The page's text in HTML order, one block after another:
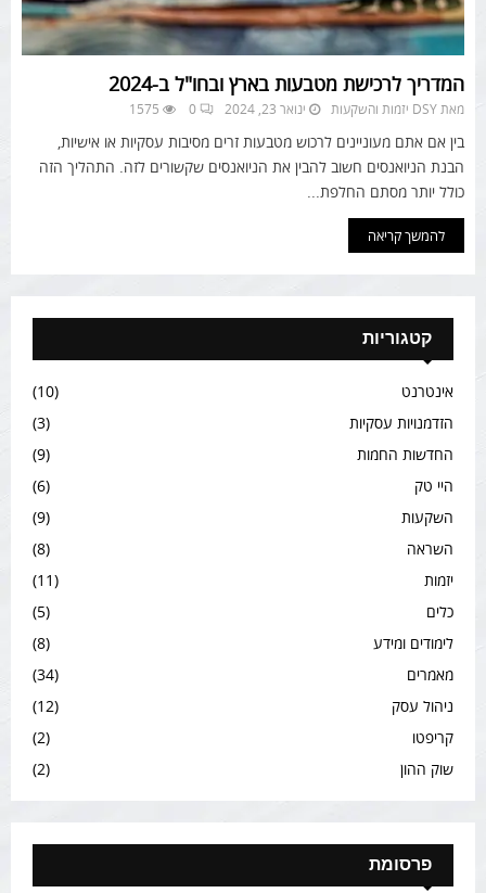
המדריך לרכישת מטבעות בארץ ובחו"ל ב-2024
מאתDSY יזמות והשקעות ינואר 23, 2024 0
1575
בין אם אתם מעוניינים לרכוש מטבעות זרים מסיבות עסקיות או אישיות,
הבנת הניואנסים חשוב להבין את הניואנסים שקשורים לזה. התהליך הזה
כולל יותר מסתם החלפת...
להמשך קריאה
קטגוריות
אינטרנט
(10)
הזדמנויות עסקיות
(3)
החדשות החמות
(9)
היי טק
(6)
השקעות
(9)
השראה
(8)
יזמות
(11)
כלים
(5)
לימודים ומידע
(8)
מאמרים
(34)
ניהול עסק
(12)
קריפטו
(2)
שוק ההון
(2)
פרסומת